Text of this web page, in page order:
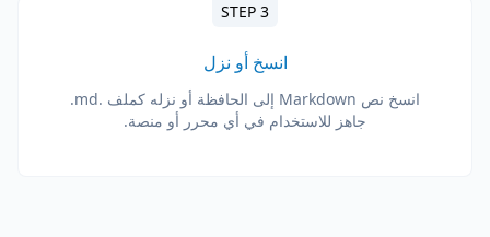
STEP 3
انسخ أو نزل
انسخ نص Markdown إلى الحافظة أو نزله كملف .md.
جاهز للاستخدام في أي محرر أو منصة.